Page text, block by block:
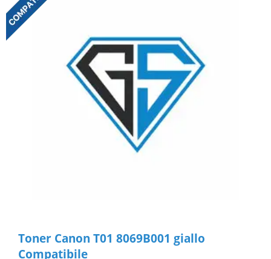
Toner Canon T01 8069B001 giallo
Compatibile